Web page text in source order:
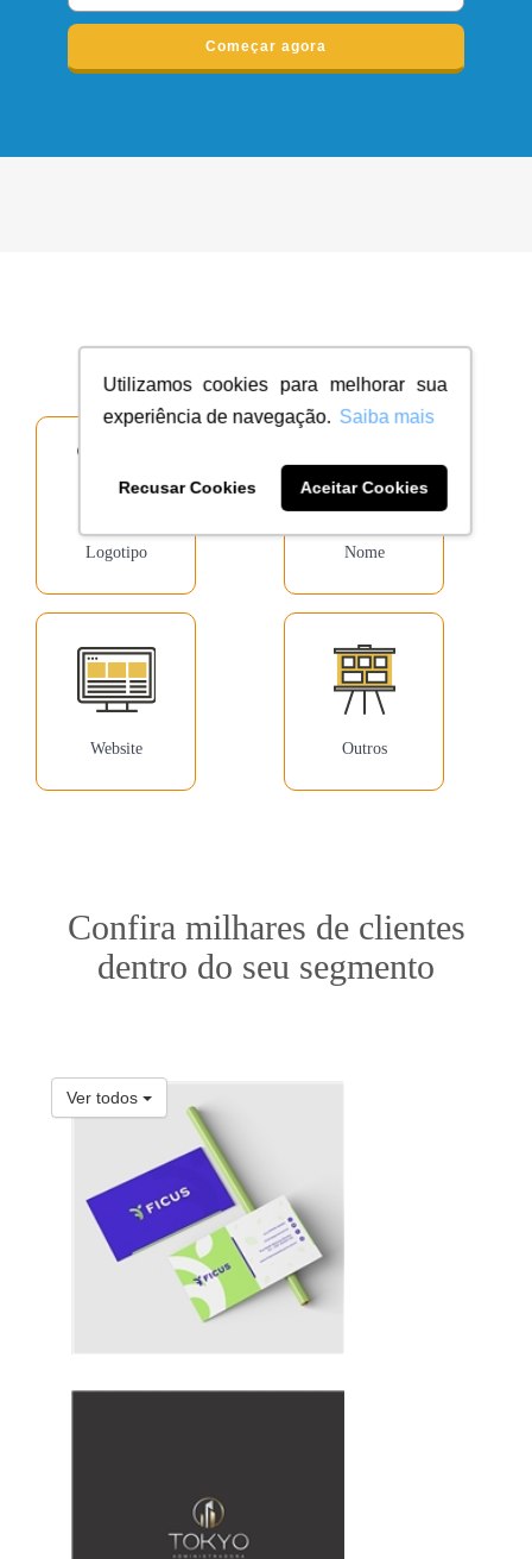
Utilizamos cookies para melhorar sua
experiência de navegação. Saiba mais
Recusar Cookies Aceitar Cookies
Começar agora
Logotipo Nome
Website Outros
Ver todos
Confira milhares de clientes
dentro do seu segmento